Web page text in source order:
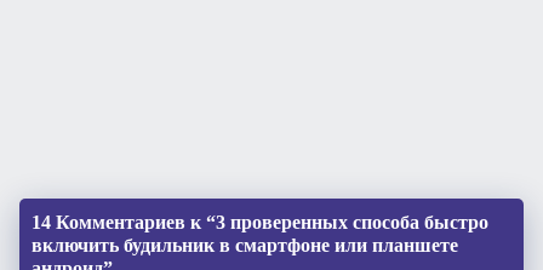
14 Комментариев к “3 проверенных способа быстро
включить будильник в смартфоне или планшете